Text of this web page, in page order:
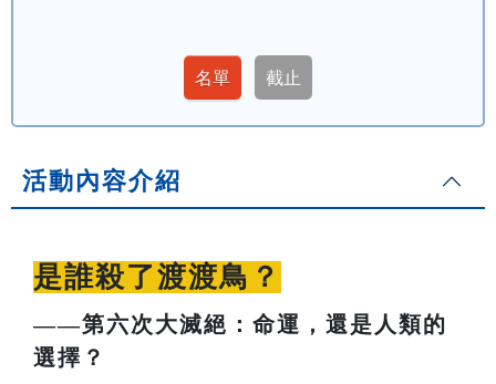
活動內容介紹
是誰殺了渡渡鳥？
——第六次大滅絕：命運，還是人類的
選擇？